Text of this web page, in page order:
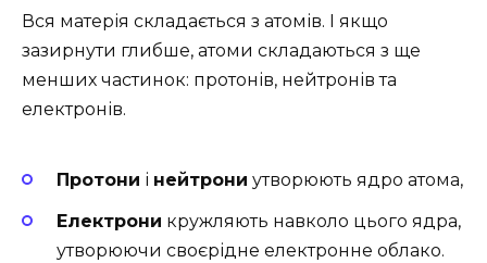
Вся матерія складається з атомів. І якщо
зазирнути глибше, атоми складаються з ще
менших частинок: протонів, нейтронів та
електронів.
Протони і нейтрони утворюють ядро атома,
Електрони кружляють навколо цього ядра,
утворюючи своєрідне електронне облако.